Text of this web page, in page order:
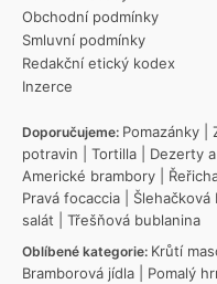
Obchodní podmínky
Smluvní podmínky
Redakční etický kodex
Inzerce
Doporučujeme: Pomazánky
potravin
Tortilla Dezerty
Americké brambory
Pravá focaccia
Šlehačková
salát
Třešňová bublanina
Oblíbené kategorie: Krůtí
Bramborová jídla
Pomalý